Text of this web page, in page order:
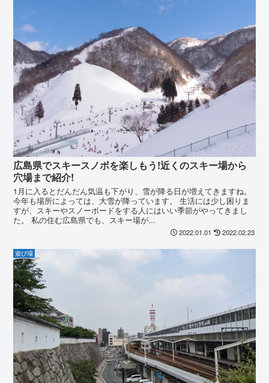
広島県でスキースノボを楽しもう!近くのスキー場から
穴場まで紹介!
1月に入るとだんだん気温も下がり、雪が降る日が増えてきますね。
今年も場所によっては、大雪が降っています。 生活には少し困りま
すが、スキーやスノーボードをする人にはいい季節がやってきまし
た。 私の住む広島県でも、スキー場が...
2022.01.01 2022.02.23
遊び場